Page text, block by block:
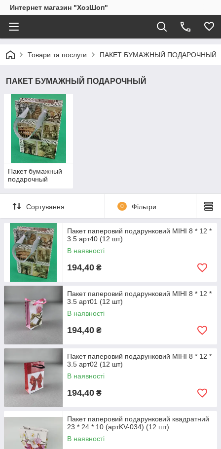
Интернет магазин "ХозШоп"
Товари та послуги ПАКЕТ БУМАЖНЫЙ ПОДАРОЧНЫЙ
ПАКЕТ БУМАЖНЫЙ ПОДАРОЧНЫЙ
Пакет бумажный
подарочный
Сортування 0 Фільтри
Пакет паперовий подарунковий МІНІ 8 * 12 *
3.5 арт40 (12 шт)
В наявності
194,40 ₴
Пакет паперовий подарунковий МІНІ 8 * 12 *
3.5 арт01 (12 шт)
В наявності
194,40 ₴
Пакет паперовий подарунковий МІНІ 8 * 12 *
3.5 арт02 (12 шт)
В наявності
194,40 ₴
Пакет паперовий подарунковий квадратний
23 * 24 * 10 (артKV-034) (12 шт)
В наявності